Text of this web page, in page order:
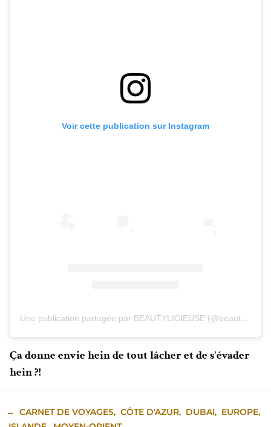
Voir cette publication sur Instagram
Une publication partagée par BEAUTYLICIEUSE (@beautylicieuse)
Ça donne envie hein de tout lâcher et de s'évader
hein ?!
→ CARNET DE VOYAGES, CÔTE D'AZUR, DUBAI, EUROPE,